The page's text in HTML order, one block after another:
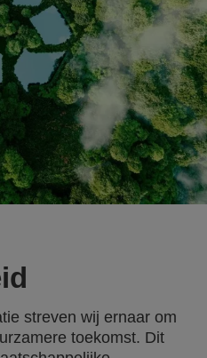
streven wij ernaar om
toekomst. Dit